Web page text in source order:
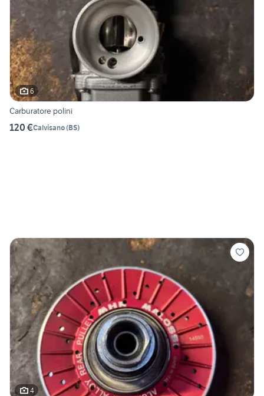
6
Carburatore polini
120 €Calvisano(BS)
4